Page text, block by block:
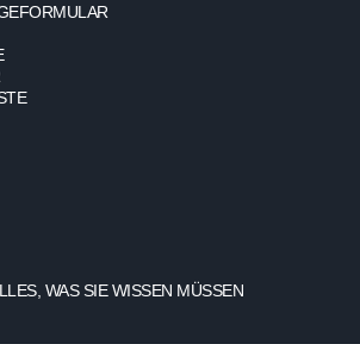
WAS SIE WISSEN MÜSSEN